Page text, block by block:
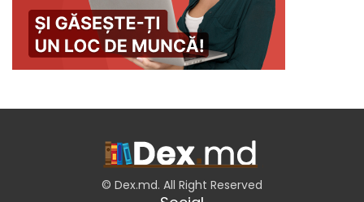
© Dex.md. All Right Reserved